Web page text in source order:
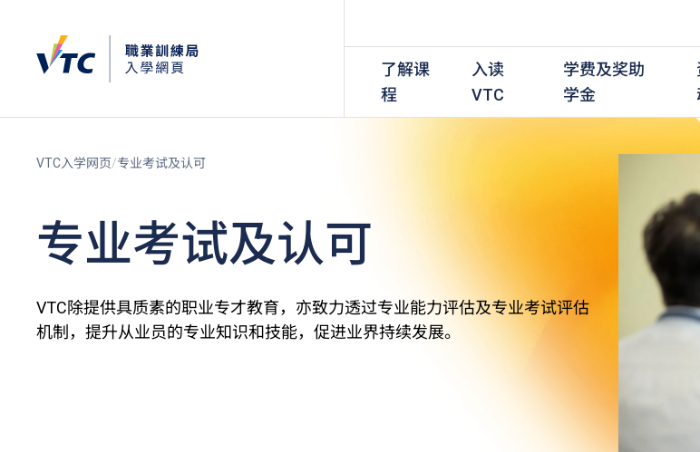
了解课
程
全日制中六或以上
全日制中三或以上
在职培
持续专业
夜间兼读
日间兼读
入读
VTC
全日制中六或以上
全日制中三或以上
在职培
持续专业
夜间兼读
日间兼读
学费及奖助
学金
全日制中六或以上
全日制中三或以上
日间兼读制
奖学金
奖学金
VTC入学网页 专业考试及认可
专业考试及认可
VTC除提供具质素的职业专才教育，亦致力透过专业能力评估及专业考试评估
机制，提升从业员的专业知识和技能，促进业界持续发展。